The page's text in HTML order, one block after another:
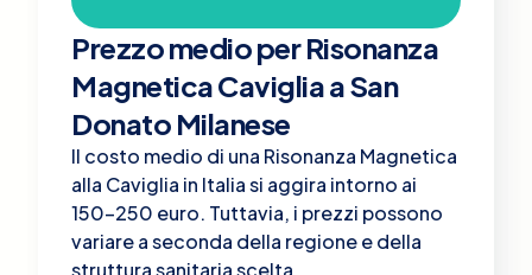
Prezzo medio per Risonanza
Magnetica Caviglia a San
Donato Milanese
Il costo medio di una Risonanza Magnetica
alla Caviglia in Italia si aggira intorno ai
150-250 euro. Tuttavia, i prezzi possono
variare a seconda della regione e della
struttura sanitaria scelta.